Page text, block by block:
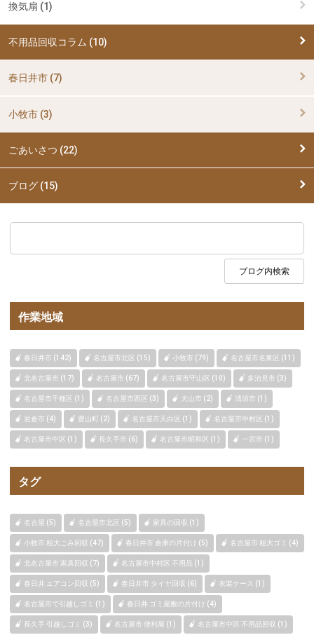
換気扇 (1)
不用品回収コラム (10)
春日井市 (7)
小牧市 (3)
ごあいさつ (22)
ブログ (15)
作業地域
春日井市 (142) 名古屋市北区 (15) 小牧市 (79) 名古屋市名東区 (11)
北名古屋市 (17) 名古屋市 (67) 名古屋市守山区 (10) 多治見市 (3)
名古屋市千種区 (1) 名古屋市西区 (3) 犬山市 (2) 清須市 (1)
岩倉市 (4) 豊山町 (2) 名古屋市天白区 (1) 名古屋市中村区 (1)
名古屋市中区 (1) 長久手市 (6) 名古屋市昭和区 (1) 一宮市 (1)
タグ
名古屋 (5) 名古屋市北区 (5) 家具の回収 (1)
小牧市 粗大ごみ回収 (47) 春日井市 倉庫の片付け (5) 名古屋市 粗大ゴミ (4)
北名古屋市 家具回収 (7) 名古屋市中村区 不用品 (1)
春日井 エアコン回収 (5) 春日井市 タイヤ回収 (6) 衣装ケース (1)
名古屋市で引越しゴミ (1) 春日井 ゴミ屋敷の片付け (4)
長久手 引越しゴミ (3) 名古屋市 便利屋 (1) 名古屋市中区 不用品回収 (1)